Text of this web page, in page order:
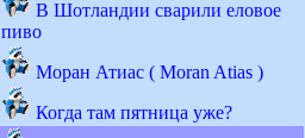
В Шотландии сварили еловое
пиво
Моран Атиас ( Moran Atias )
Когда там пятница уже?